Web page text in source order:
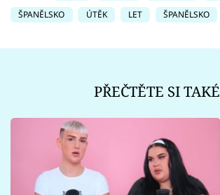
ŠPANĚLSKO
ÚTĚK LET ŠPANĚLSKO
PŘEČTĚTE SI TAKÉ